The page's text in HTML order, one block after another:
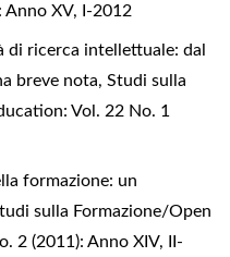
Anno XV, I-2012
di ricerca intellettuale: dal
breve nota, Studi sulla
Vol. 22 No. 1
formazione: un
sulla Formazione/Open
2 (2011): Anno XIV, II-